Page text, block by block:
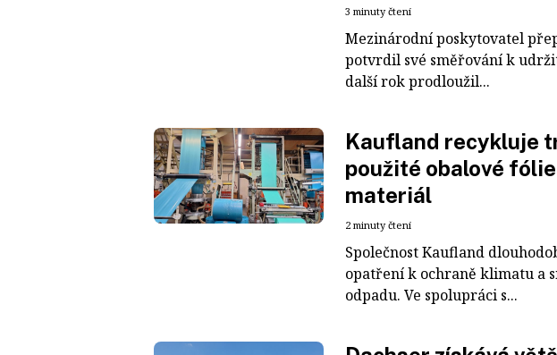
3 minuty čtení
Mezinárodní poskytovatel
potvrdil své směřování k
další rok prodloužil...
Kaufland recykluje
použité obalové
materiál
2 minuty čtení
Společnost Kaufland
opatření k ochraně klimatu a
odpadu. Ve spolupráci s...